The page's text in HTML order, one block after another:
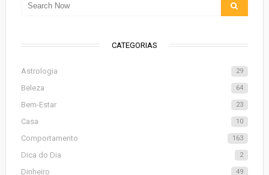
CATEGORIAS
Astrologia 29
Beleza 64
Bem-Estar 23
Casa 10
Comportamento 163
Dica do Dia 2
Dinheiro 49